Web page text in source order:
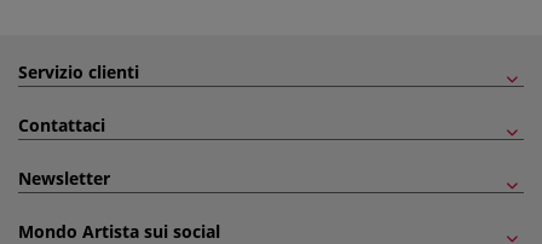
Servizio clienti
Contattaci
Newsletter
Mondo Artista sui social